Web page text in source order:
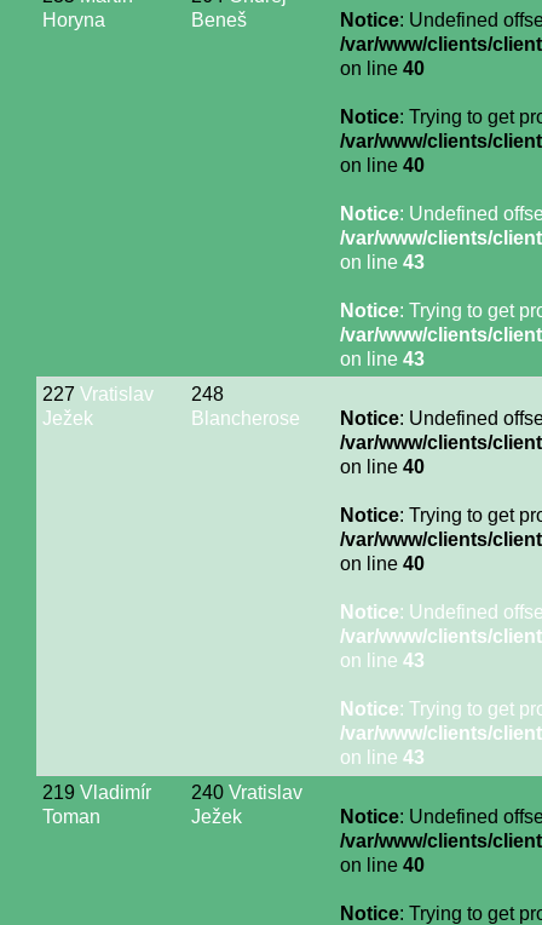
Horyna
Beneš
Notice: Undefined
/var/www/clients/
on line 40
Notice: Trying to get
/var/www/clients/
on line 40
Notice: Undefined
/var/www/clients/
on line 43
Notice: Trying to get
/var/www/clients/
on line 43
227 Vratislav
Ježek
248
Blancherose
Notice: Undefined
/var/www/clients/
on line 40
Notice: Trying to get
/var/www/clients/
on line 40
Notice: Undefined
/var/www/clients/
on line 43
Notice: Trying to get
/var/www/clients/
on line 43
219 Vladimír
Toman
240 Vratislav
Ježek
Notice: Undefined
/var/www/clients/
on line 40
Notice: Trying to get